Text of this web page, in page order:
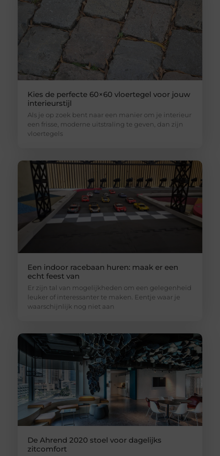
Kies de perfecte 60×60 vloertegel voor jouw
interieurstijl
Als je op zoek bent naar een manier om je interieur
een frisse, moderne uitstraling te geven, dan zijn
vloertegels
Een indoor racebaan huren: maak er een
echt feest van
Er zijn tal van mogelijkheden om een gelegenheid
leuker of interessanter te maken. Eentje waar je
waarschijnlijk nog niet aan
De Ahrend 2020 stoel voor dagelijks
zitcomfort